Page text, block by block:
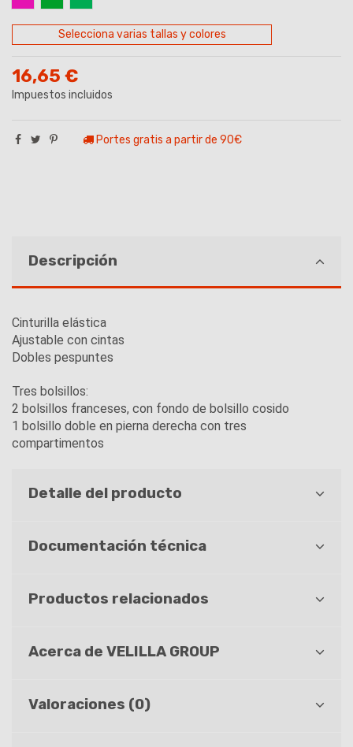
Selecciona varias tallas y colores
16,65 €
Impuestos incluidos
Portes gratis a partir de 90€
Descripción
Cinturilla elástica
Ajustable con cintas
Dobles pespuntes
Tres bolsillos:
2 bolsillos franceses, con fondo de bolsillo cosido
1 bolsillo doble en pierna derecha con tres
compartimentos
Detalle del producto
Documentación técnica
Productos relacionados
Acerca de VELILLA GROUP
Valoraciones (0)